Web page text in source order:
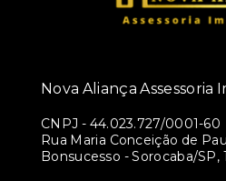
Nova Aliança Assessoria
CNPJ - 44.023.727/0001-60
Rua Maria Conceição de
Bonsucesso - Sorocaba/SP,